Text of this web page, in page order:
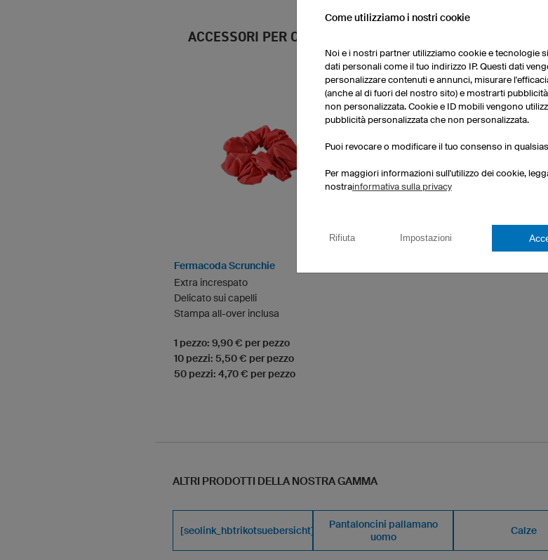
ACCESSORI PER CAPELLI
Fermacoda Scrunchie
Extra increspato
Delicato sui capelli
Stampa all-over inclusa
1 pezzo: 9,90 € per pezzo
10 pezzi: 5,50 € per pezzo
50 pezzi: 4,70 € per pezzo
ALTRI PRODOTTI DELLA NOSTRA GAMMA
[seolink_hbtrikotsuebersicht]
Pantaloncini pallamano
uomo
Calze
Come utilizziamo i nostri cookie
Noi e i nostri partner utilizziamo cookie e tecnologie
dati personali come il tuo indirizzo IP. Questi dati
personalizzare contenuti e annunci, misurare
(anche al di fuori del nostro sito) e mostrarti
non personalizzata. Cookie e ID mobili vengono
pubblicità personalizzata che non personalizzata.
Puoi revocare o modificare il tuo consenso in
Per maggiori informazioni sull'utilizzo dei cookie,
nostrainformativa sulla privacy
Rifiuta Impostazioni